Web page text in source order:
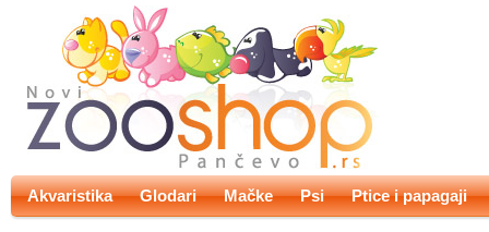
Akvaristika Glodari Mačke Psi Ptice i papagaji